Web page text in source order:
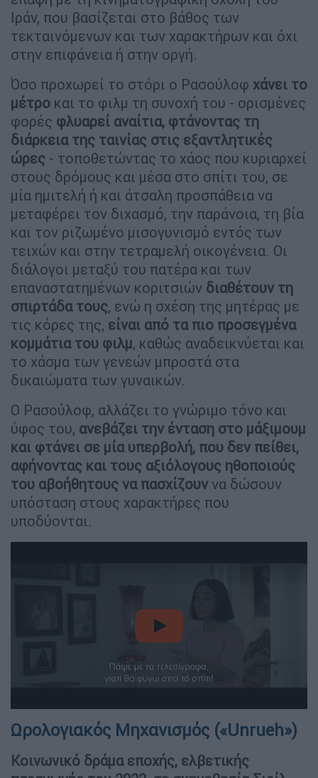
Ιράν, που βασίζεται στο βάθος των
τεκταινόμενων και των χαρακτήρων και όχι
στην επιφάνεια ή στην οργή.
Όσο προχωρεί το στόρι ο Ρασούλοφ χάνει το
μέτρο και το φιλμ τη συνοχή του - ορισμένες
φορές φλυαρεί αναίτια, φτάνοντας τη
διάρκεια της ταινίας στις εξαντλητικές
ώρες - τοποθετώντας το χάος που κυριαρχεί
στους δρόμους και μέσα στο σπίτι του, σε
μία ημιτελή ή και άτσαλη προσπάθεια να
μεταφέρει τον διχασμό, την παράνοια, τη βία
και τον ριζωμένο μισογυνισμό εντός των
τειχών και στην τετραμελή οικογένεια. Οι
διάλογοι μεταξύ του πατέρα και των
επαναστατημένων κοριτσιών διαθέτουν τη
σπιρτάδα τους, ενώ η σχέση της μητέρας με
τις κόρες της, είναι από τα πιο προσεγμένα
κομμάτια του φιλμ, καθώς αναδεικνύεται και
το χάσμα των γενεών μπροστά στα
δικαιώματα των γυναικών.
Ο Ρασούλοφ, αλλάζει το γνώριμο τόνο και
ύφος του, ανεβάζει την ένταση στο μάξιμουμ
και φτάνει σε μία υπερβολή, που δεν πείθει,
αφήνοντας και τους αξιόλογους ηθοποιούς
του αβοήθητους να πασχίζουν να δώσουν
υπόσταση στους χαρακτήρες που
υποδύονται.
video
Ωρολογιακός Μηχανισμός («Unrueh»)
Κοινωνικό δράμα εποχής, ελβετικής